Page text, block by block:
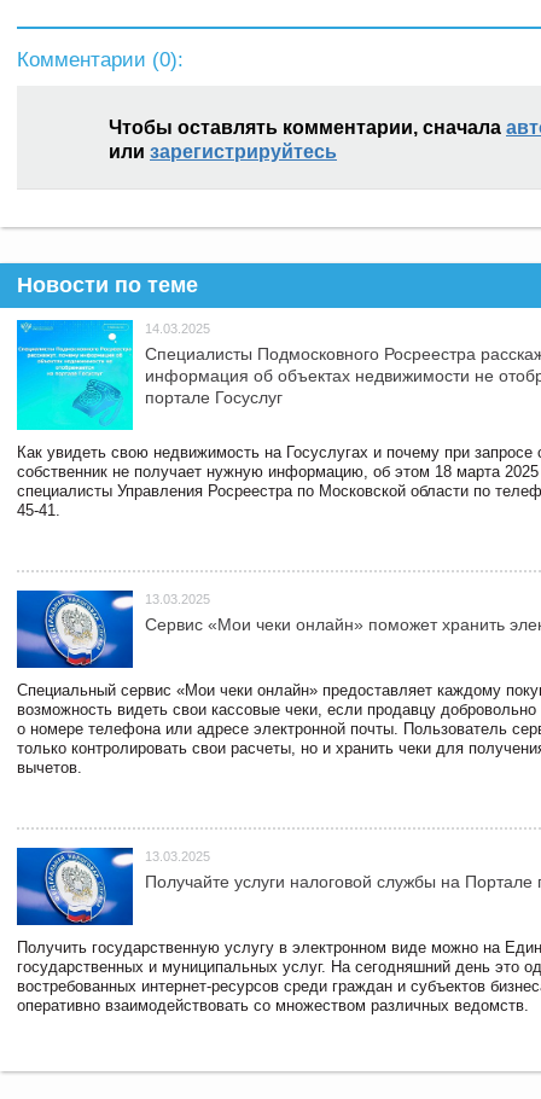
Комментарии (0):
Чтобы оставлять комментарии, сначала
или зарегистрируйтесь
Новости по теме
14.03.2025
Специалисты Подмосковного Росреестра
информация об объектах недвижимости не
портале Госуслуг
Как увидеть свою недвижимость на Госуслугах и почему при запросе
собственник не получает нужную информацию, об этом 18 марта 2025
специалисты Управления Росреестра по Московской области по
45-41.
13.03.2025
Сервис «Мои чеки онлайн» поможет хранить
Специальный сервис «Мои чеки онлайн» предоставляет каждому
возможность видеть свои кассовые чеки, если продавцу
о номере телефона или адресе электронной почты. Пользователь
только контролировать свои расчеты, но и хранить чеки для
вычетов.
13.03.2025
Получайте услуги налоговой службы на Портале
Получить государственную услугу в электронном виде можно на
государственных и муниципальных услуг. На сегодняшний день это
востребованных интернет-ресурсов среди граждан и субъектов
оперативно взаимодействовать со множеством различных ведомств.